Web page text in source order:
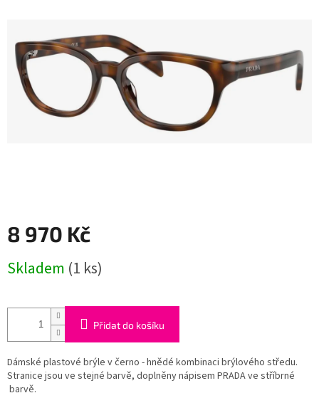
8 970 Kč
cena:
Skladem (1 ks)
Přidat do košíku
Dámské plastové brýle v černo - hnědé kombinaci brýlového středu.
Stranice jsou ve stejné barvě, doplněny nápisem PRADA ve stříbrné
barvě.